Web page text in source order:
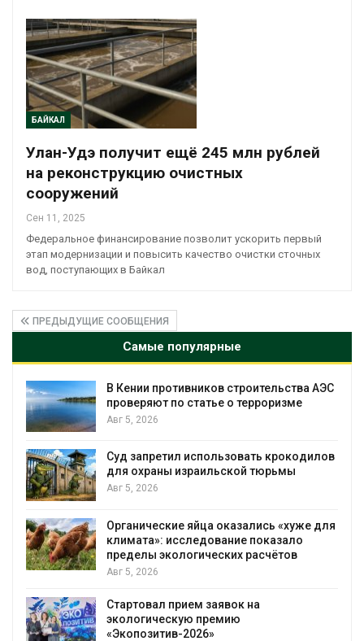
БАЙКАЛ
Улан-Удэ получит ещё 245 млн рублей
на реконструкцию очистных
сооружений
Сен 11, 2025
Федеральное финансирование позволит ускорить первый
этап модернизации и повысить качество очистки сточных
вод, поступающих в Байкал
ПРЕДЫДУЩИЕ СООБЩЕНИЯ
Самые популярные
В Кении противников строительства АЭС
проверяют по статье о терроризме
Авг 5, 2026
Суд запретил использовать крокодилов
для охраны израильской тюрьмы
Авг 5, 2026
Органические яйца оказались «хуже для
климата»: исследование показало
пределы экологических расчётов
Авг 5, 2026
Стартовал прием заявок на
экологическую премию
«Экопозитив-2026»